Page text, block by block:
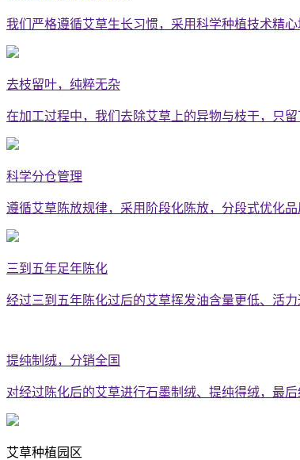
我们严格遵循艾草生长习惯，采用科学种植技术精
去枝留叶，纯粹无杂
在加工过程中，我们去除艾草上的异物与枝干，只
科学分仓管理
遵循艾草陈放规律，采用阶段化陈放，分段式优化
三到五年足年陈化
经过三到五年陈化过后的艾草挥发油含量更低、活
艾草种植园区